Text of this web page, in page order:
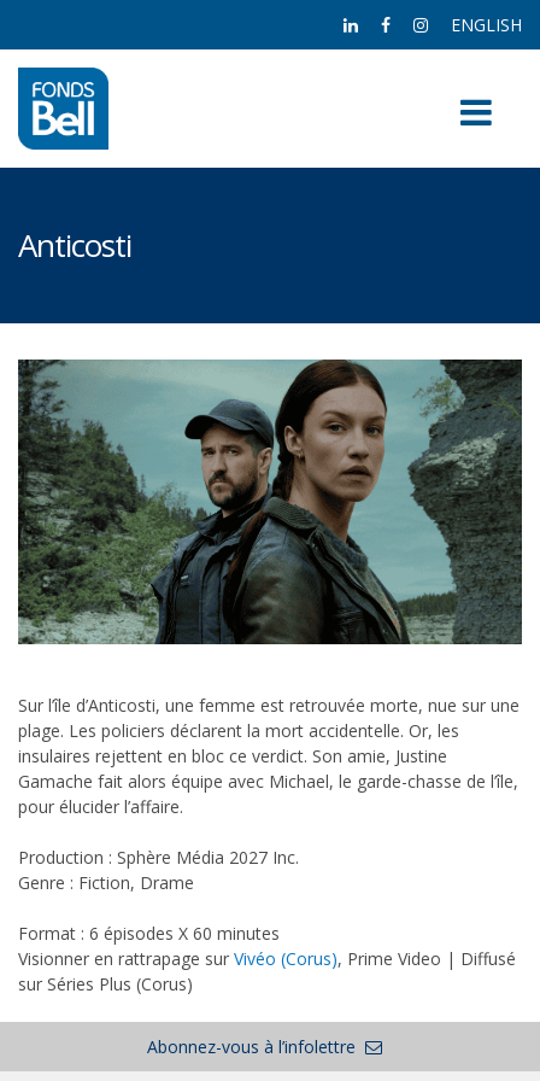
ENGLISH
Anticosti
Sur l’île d’Anticosti, une femme est retrouvée morte, nue sur une
plage. Les policiers déclarent la mort accidentelle. Or, les
insulaires rejettent en bloc ce verdict. Son amie, Justine
Gamache fait alors équipe avec Michael, le garde-chasse de l’île,
pour élucider l’affaire.
Production : Sphère Média 2027 Inc.
Genre : Fiction, Drame
Format : 6 épisodes X 60 minutes
Visionner en rattrapage sur Vivéo (Corus), Prime Video | Diffusé
sur Séries Plus (Corus)
Abonnez-vous à l’infolettre